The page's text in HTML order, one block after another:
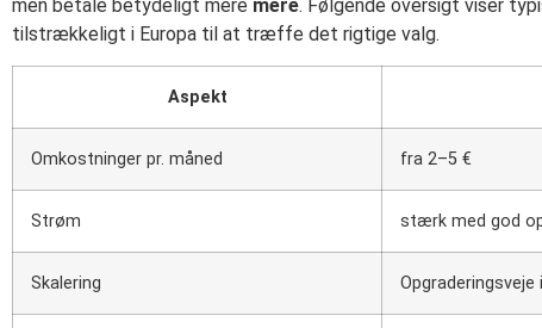
men betale betydeligt mere mere. Følgende oversigt viser
tilstrækkeligt i Europa til at træffe det rigtige valg.
Aspekt
Omkostninger pr. måned fra 2–5 €
Strøm stærk med god
Skalering